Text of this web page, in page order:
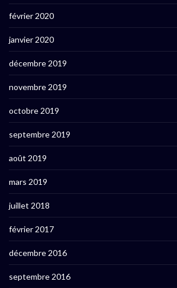
février 2020
janvier 2020
décembre 2019
novembre 2019
octobre 2019
septembre 2019
août 2019
mars 2019
juillet 2018
février 2017
décembre 2016
septembre 2016